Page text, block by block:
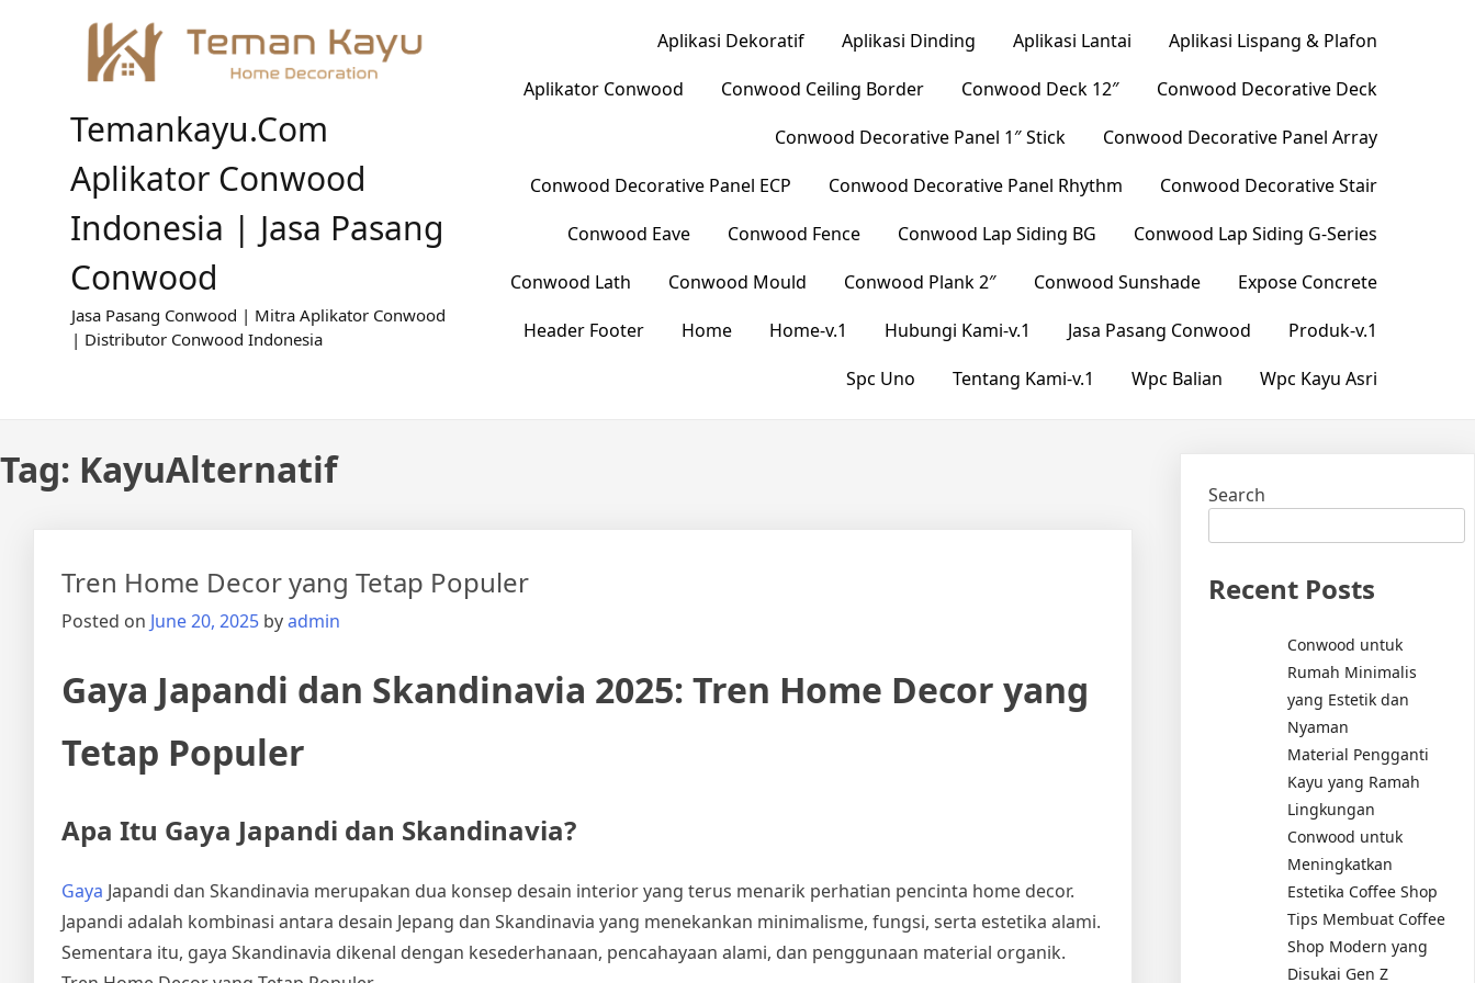
Temankayu.com
Aplikator Conwood
Indonesia | Jasa Pasang
Conwood
Jasa Pasang Conwood | Mitra Aplikator Conwood
| Distributor Conwood Indonesia
Aplikasi Dekoratif Aplikasi Dinding Aplikasi Lantai
Aplikasi Lispang & Plafon
Aplikator Conwood
Conwood Ceiling Border Conwood Deck 12″
Conwood Decorative Deck
Conwood Decorative Panel 1″ Stick
Conwood Decorative Panel Array
Conwood Decorative Panel ECP
Conwood Decorative Panel Rhythm
Conwood Decorative Stair
Conwood Eave
Conwood Fence Conwood Lap Siding BG
Conwood Lap Siding G-Series
Conwood Lath
Conwood Mould Conwood Plank 2″ Conwood Sunshade
Expose Concrete
Header Footer
Home Home-v.1 Hubungi Kami-v.1 Jasa Pasang Conwood
Produk-v.1
Spc Uno
Tentang Kami-v.1 Wpc Balian Wpc Kayu Asri
Tag: KayuAlternatif
Tren Home Decor yang Tetap Populer
Posted on June 20, 2025 byadmin
Gaya Japandi dan Skandinavia 2025: Tren Home Decor yang
Tetap Populer
Apa Itu Gaya Japandi dan Skandinavia?
Gaya Japandi dan Skandinavia merupakan dua konsep desain interior yang terus menarik perhatian pencinta home decor.
Japandi adalah kombinasi antara desain Jepang dan Skandinavia yang menekankan minimalisme, fungsi, serta estetika alami.
Sementara itu, gaya Skandinavia dikenal dengan kesederhanaan, pencahayaan alami, dan penggunaan material organik.
Search
Recent Posts
Conwood untuk
Rumah Minimalis
yang Estetik dan
Nyaman
Material Pengganti
Kayu yang Ramah
Lingkungan
Conwood untuk
Meningkatkan
Estetika Coffee Shop
Tips Membuat Coffee
Shop Modern yang
Disukai Gen Z